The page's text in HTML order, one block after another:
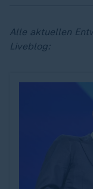
Alle aktuellen
Liveblog: